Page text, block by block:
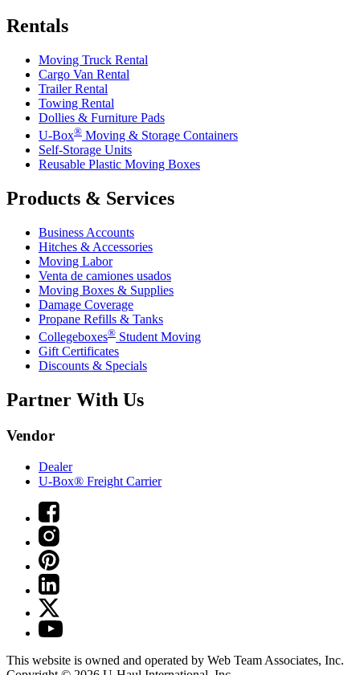
Rentals
Moving Truck Rental
Cargo Van Rental
Trailer Rental
Towing Rental
Dollies & Furniture Pads
U-Box® Moving & Storage Containers
Self-Storage Units
Reusable Plastic Moving Boxes
Products & Services
Business Accounts
Hitches & Accessories
Moving Labor
Venta de camiones usados
Moving Boxes & Supplies
Damage Coverage
Propane Refills & Tanks
Collegeboxes® Student Moving
Gift Certificates
Discounts & Specials
Partner With Us
Vendor
Dealer
U-Box® Freight Carrier
This website is owned and operated by Web Team Associates, Inc.